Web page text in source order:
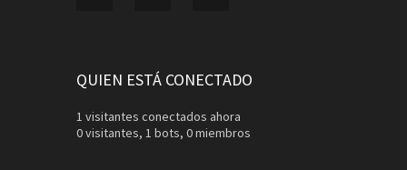
QUIEN ESTÁ CONECTADO
1 visitantes conectados ahora
0 visitantes, 1 bots, 0 miembros